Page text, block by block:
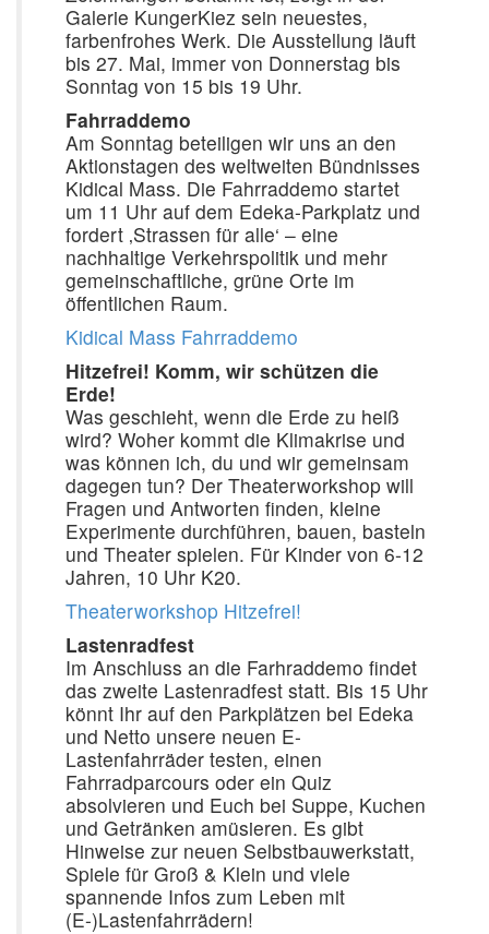
Galerie KungerKiez sein neuestes,
farbenfrohes Werk. Die Ausstellung läuft
bis 27. Mai, immer von Donnerstag bis
Sonntag von 15 bis 19 Uhr.
Fahrraddemo
Am Sonntag beteiligen wir uns an den
Aktionstagen des weltweiten Bündnisses
Kidical Mass. Die Fahrraddemo startet
um 11 Uhr auf dem Edeka-Parkplatz und
fordert ‚Strassen für alle‘ – eine
nachhaltige Verkehrspolitik und mehr
gemeinschaftliche, grüne Orte im
öffentlichen Raum.
Kidical Mass Fahrraddemo
Hitzefrei! Komm, wir schützen die
Erde!
Was geschieht, wenn die Erde zu heiß
wird? Woher kommt die Klimakrise und
was können ich, du und wir gemeinsam
dagegen tun? Der Theaterworkshop will
Fragen und Antworten finden, kleine
Experimente durchführen, bauen, basteln
und Theater spielen. Für Kinder von 6-12
Jahren, 10 Uhr K20.
Theaterworkshop Hitzefrei!
Lastenradfest
Im Anschluss an die Farhraddemo findet
das zweite Lastenradfest statt. Bis 15 Uhr
könnt Ihr auf den Parkplätzen bei Edeka
und Netto unsere neuen E-
Lastenfahrräder testen, einen
Fahrradparcours oder ein Quiz
absolvieren und Euch bei Suppe, Kuchen
und Getränken amüsieren. Es gibt
Hinweise zur neuen Selbstbauwerkstatt,
Spiele für Groß & Klein und viele
spannende Infos zum Leben mit
(E-)Lastenfahrrädern!